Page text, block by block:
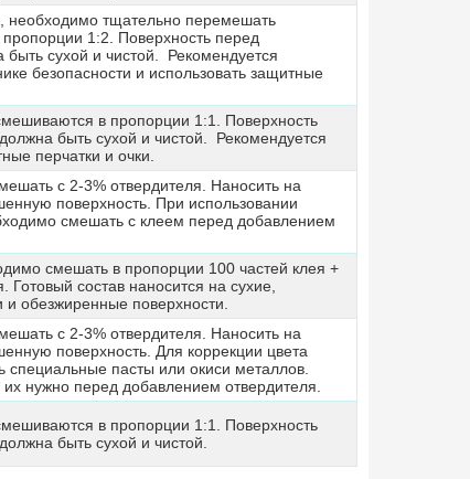
необходимо тщательно перемешать
1:2. Поверхность перед
сухой и чистой. Рекомендуется
безопасности и использовать защитные
в пропорции 1:1. Поверхность
быть сухой и чистой. Рекомендуется
перчатки и очки.
с 2-3% отвердителя. Наносить на
поверхность. При использовании
смешать с клеем перед добавлением
смешать в пропорции 100 частей клея +
Готовый состав наносится на сухие,
обезжиренные поверхности.
с 2-3% отвердителя. Наносить на
поверхность. Для коррекции цвета
специальные пасты или окиси металлов.
нужно перед добавлением отвердителя.
в пропорции 1:1. Поверхность
быть сухой и чистой.